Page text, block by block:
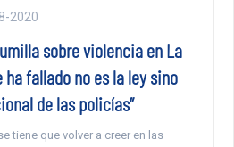
2020
sobre violencia en La
ha fallado no es la ley sino
de las policías”
tiene que volver a creer en las